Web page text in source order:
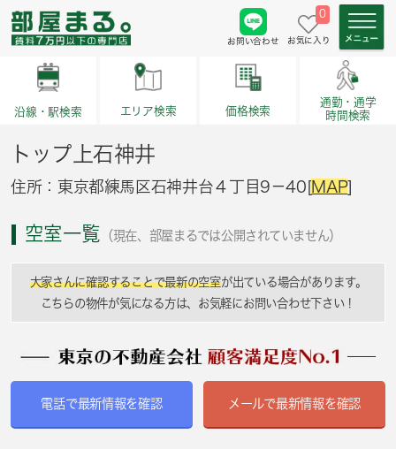
お問い合わせ
0
お気に入り
沿線・駅検索 エリア検索 価格検索
通勤・通学
時間検索
トップ上石神井
住所：東京都練馬区石神井台４丁目9－40[MAP]
空室一覧 （現在、部屋まるでは公開されていません）
大家さんに確認することで最新の空室が出ている場合があります。
こちらの物件が気になる方は、お気軽にお問い合わせ下さい！
電話で最新情報を確認 メールで最新情報を確認